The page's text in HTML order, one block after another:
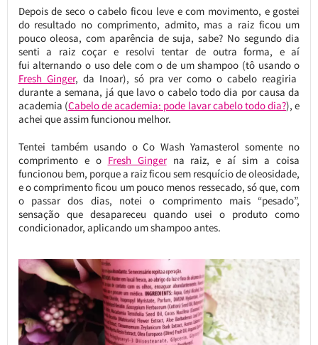
Depois de seco o cabelo ficou leve e com movimento, e gostei
do resultado no comprimento, admito, mas a raiz ficou um
pouco oleosa, com aparência de suja, sabe? No segundo dia
senti a raiz coçar e resolvi tentar de outra forma, e aí
fui alternando o uso dele com o de um shampoo (tô usando o
Fresh Ginger, da Inoar), só pra ver como o cabelo reagiria
durante a semana, já que lavo o cabelo todo dia por causa da
academia (Cabelo de academia: pode lavar cabelo todo dia?), e
achei que assim funcionou melhor.
Tentei também usando o Co Wash Yamasterol somente no
comprimento e o Fresh Gingerna raiz, e aí sim a coisa
funcionou bem, porque a raiz ficou sem resquício de oleosidade,
e o comprimento ficou um pouco menos ressecado, só que, com
o passar dos dias, notei o comprimento mais “pesado”,
sensação que desapareceu quando usei o produto como
condicionador, aplicando um shampoo antes.